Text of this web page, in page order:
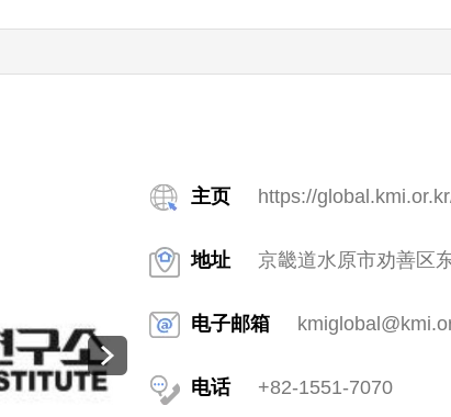
主页 https://
地址 京畿道水原市劝善区
电子邮箱
电话 +82-1551-7070